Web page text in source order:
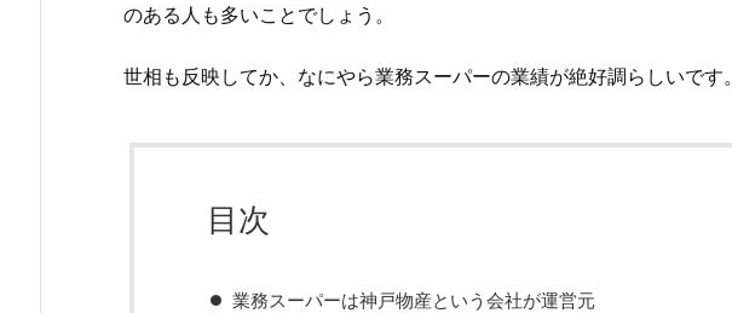
のある人も多いことでしょう。
世相も反映してか、なにやら業務スーパーの業績が絶好調らしいです。
目次
業務スーパーは神戸物産という会社が運営元